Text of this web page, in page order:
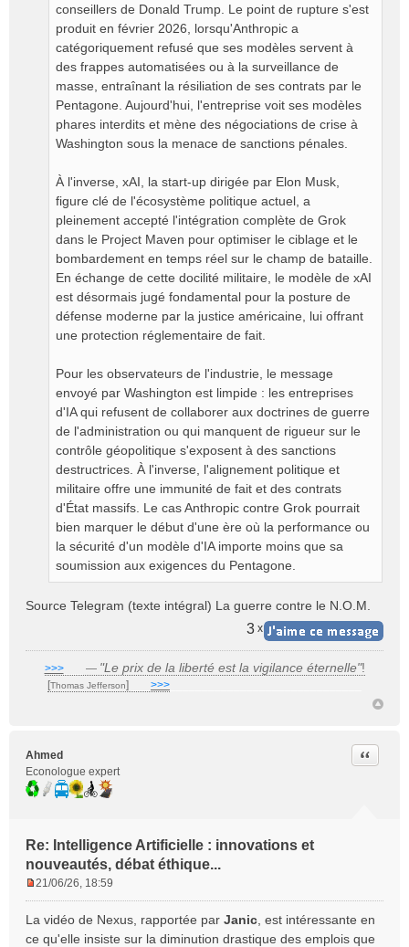
conseillers de Donald Trump. Le point de rupture s'est
produit en février 2026, lorsqu'Anthropic a
catégoriquement refusé que ses modèles servent à
des frappes automatisées ou à la surveillance de
masse, entraînant la résiliation de ses contrats par le
Pentagone. Aujourd'hui, l'entreprise voit ses modèles
phares interdits et mène des négociations de crise à
Washington sous la menace de sanctions pénales.
​À l'inverse, xAI, la start-up dirigée par Elon Musk,
figure clé de l'écosystème politique actuel, a
pleinement accepté l'intégration complète de Grok
dans le Project Maven pour optimiser le ciblage et le
bombardement en temps réel sur le champ de bataille.
En échange de cette docilité militaire, le modèle de xAI
est désormais jugé fondamental pour la posture de
défense moderne par la justice américaine, lui offrant
une protection réglementaire de fait.
​Pour les observateurs de l'industrie, le message
envoyé par Washington est limpide : les entreprises
d'IA qui refusent de collaborer aux doctrines de guerre
de l'administration ou qui manquent de rigueur sur le
contrôle géopolitique s'exposent à des sanctions
destructrices. À l'inverse, l'alignement politique et
militaire offre une immunité de fait et des contrats
d'État massifs. Le cas Anthropic contre Grok pourrait
bien marquer le début d'une ère où la performance ou
la sécurité d'un modèle d'IA importe moins que sa
soumission aux exigences du Pentagone.
​Source Telegram (texte intégral) La guerre contre le N.O.M.
3 x
>>>___ — "Le prix de la liberté est la vigilance éternelle"!
[Thomas Jefferson] >>>
Ahmed
Econologue expert
Re: Intelligence Artificielle : innovations et
nouveautés, débat éthique...
Citer
s
s
21/06/26, 18:59
La vidéo de Nexus, rapportée par Janic , est intéressante en
ce qu'elle insiste sur la diminution drastique des emplois que